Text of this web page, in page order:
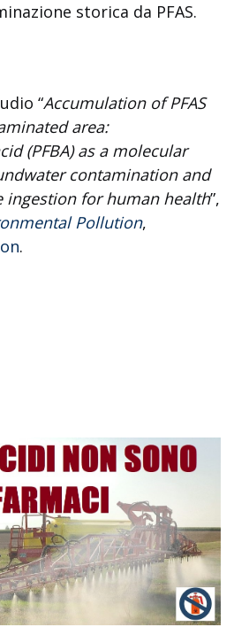
storica da PFAS.
“Accumulation of PFAS
area:
(PFBA) as a molecular
contamination and
for human health”,
Pollution,
.
Rai-Tre: inchiesta sui pesticidi
Pesticidi e cancro: uno studio